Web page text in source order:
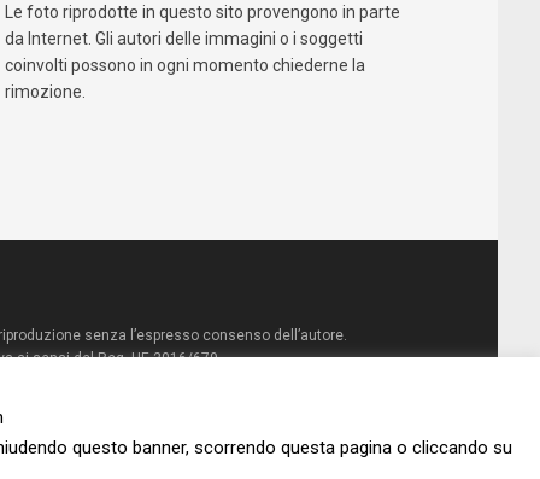
Le foto riprodotte in questo sito provengono in parte
da Internet. Gli autori delle immagini o i soggetti
coinvolti possono in ogni momento chiederne la
rimozione.
senza l’espresso consenso dell’autore.
ai sensi del Reg. UE 2016/679
questo banner, scorrendo questa pagina o cliccando su